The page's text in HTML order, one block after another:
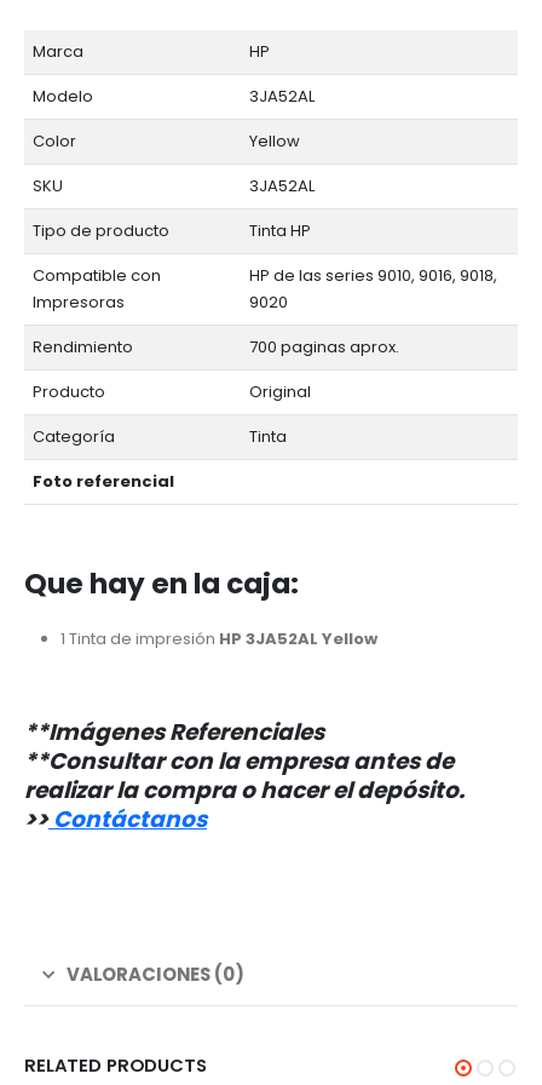
Marca
HP
Modelo
3JA52AL
Color
Yellow
SKU
3JA52AL
Tipo de producto
Tinta HP
Compatible con
Impresoras
HP de las series 9010, 9016, 9018,
9020
Rendimiento
700 paginas aprox.
Producto
Original
Categoría
Tinta
Foto referencial
Que hay en la caja:
1 Tinta de impresión HP 3JA52AL Yellow
**Imágenes Referenciales
**Consultar con la empresa antes de
realizar la compra o hacer el depósito.
>>Contáctanos
VALORACIONES (0)
RELATED PRODUCTS